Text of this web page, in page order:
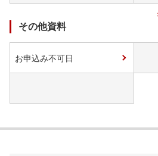
その他資料
お申込み不可日